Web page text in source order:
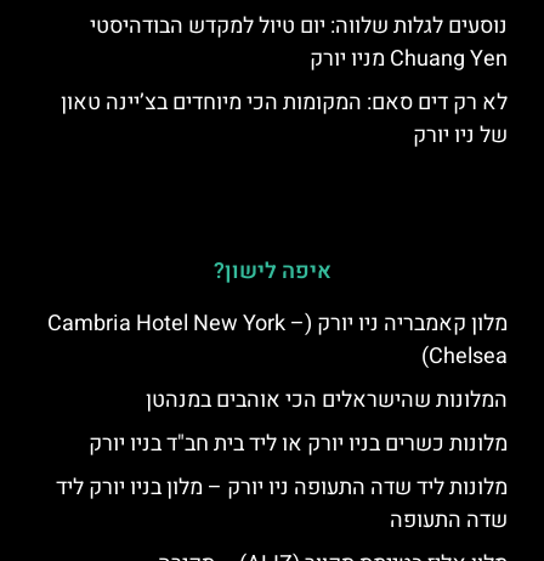
נוסעים לגלות שלווה: יום טיול למקדש הבודהיסטי
Chuang Yen מניו יורק
לא רק דים סאם: המקומות הכי מיוחדים בצ’יינה טאון
של ניו יורק
איפה לישון?
מלון קאמבריה ניו יורק (Cambria Hotel New York –
Chelsea)
המלונות שהישראלים הכי אוהבים במנהטן
מלונות כשרים בניו יורק או ליד בית חב"ד בניו יורק
מלונות ליד שדה התעופה ניו יורק – מלון בניו יורק ליד
שדה התעופה